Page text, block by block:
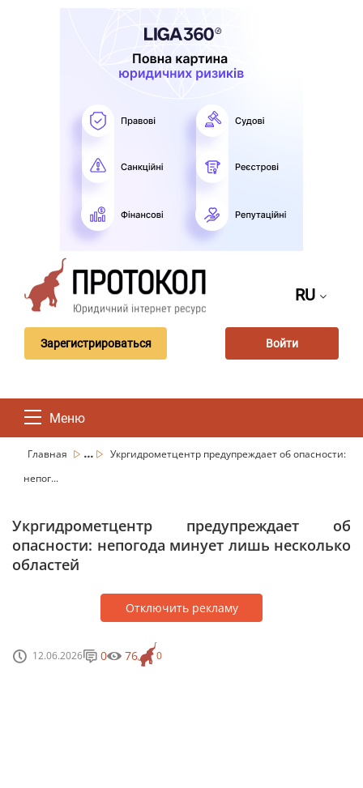
RU
Зарегистрироваться Войти
Меню
Главная ...
Укргидрометцентр предупреждает об опасности:
непог...
Укргидрометцентр предупреждает об
опасности: непогода минует лишь несколько
областей
Отключить рекламу
12.06.2026 0
0 76